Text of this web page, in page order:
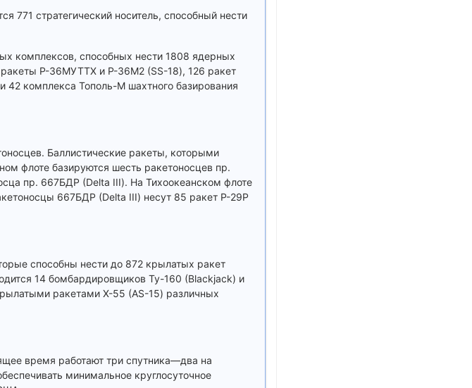
771 стратегический носитель, способный нести
комплексов, способных нести 1808 ядерных
Р-36МУТТХ и Р-36М2 (SS-18), 126 ракет
комплекса Тополь-М шахтного базирования
Баллистические ракеты, которыми
флоте базируются шесть ракетоносцев пр.
пр. 667БДР (Delta III). На Тихоокеанском флоте
667БДР (Delta III) несут 85 ракет Р-29Р
способны нести до 872 крылатых ракет
14 бомбардировщиков Ту-160 (Blackjack) и
ракетами Х-55 (AS-15) различных
время работают три спутника—два на
минимальное круглосуточное